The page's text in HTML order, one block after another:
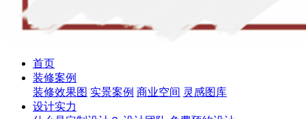
首页
装修案例
装修效果图 实景案例 商业空间 灵感图库
设计实力